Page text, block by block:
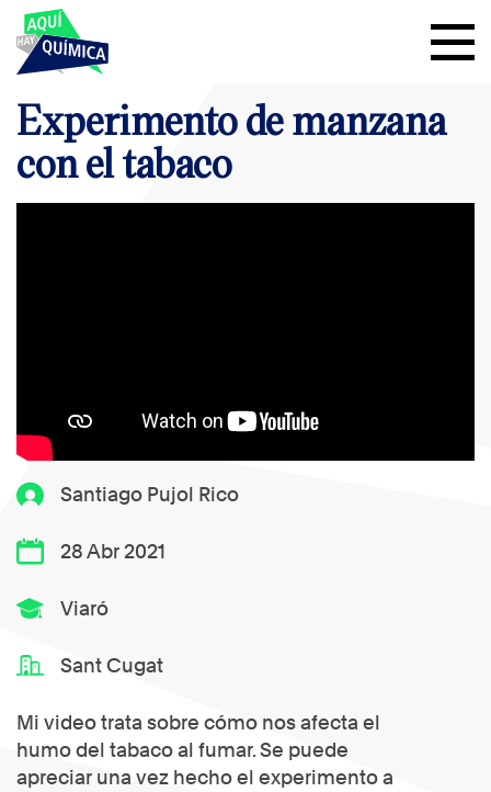
Santiago Pujol Rico
28 Abr 2021
Viaró
Sant Cugat
Mi video trata sobre cómo nos afecta el
humo del tabaco al fumar. Se puede
apreciar una vez hecho el experimento a
Experimento de manzana
con el tabaco